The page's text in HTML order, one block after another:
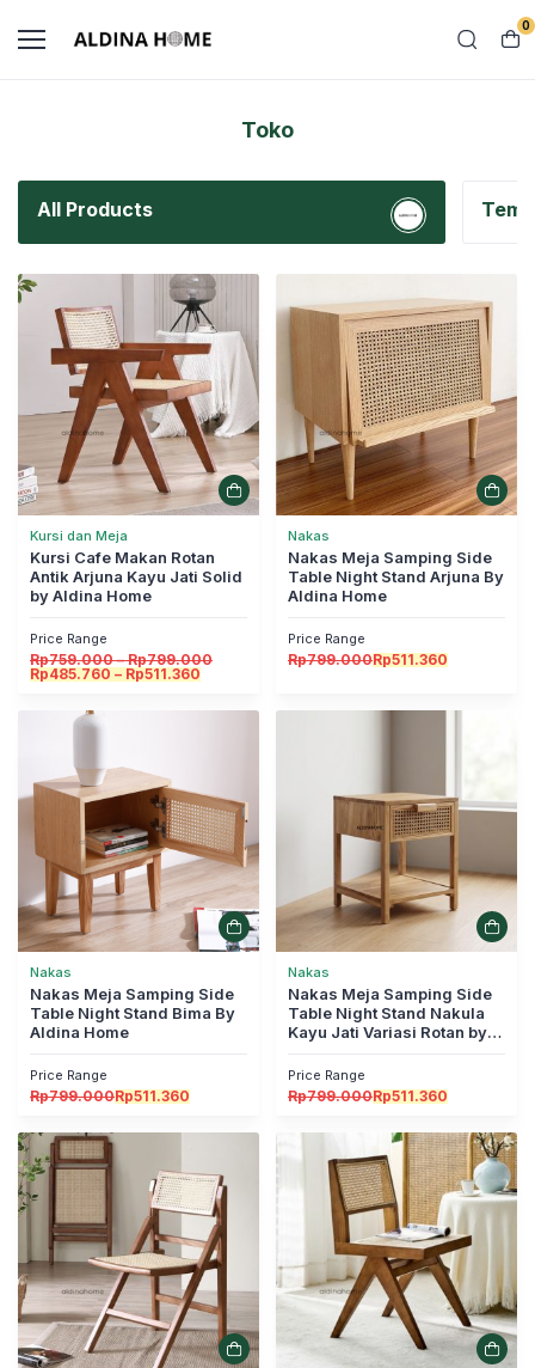
0
Toko
All Products
Kursi dan Meja
Kursi Cafe Makan Rotan
Antik Arjuna Kayu Jati Solid
by Aldina Home
Price Range
Rp759.000 – Rp799.000Rentang
Rp799.000
Rp485.760 – Rp511.360Rentang
harga:
hingga
Nakas
Nakas Meja Samping Side
Table Night Stand Arjuna By
Aldina Home
Price Range
Rp799.000Rp511.360
Nakas
Nakas Meja Samping Side
Table Night Stand Bima By
Aldina Home
Price Range
Rp799.000Rp511.360
Nakas
Nakas Meja Samping Side
Table Night Stand Nakula
Kayu Jati Variasi Rotan by
Price Range
Rp799.000Rp511.360